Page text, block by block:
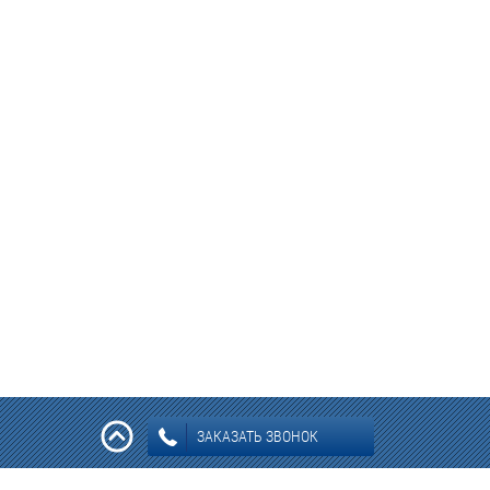
ЗАКАЗАТЬ ЗВОНОК